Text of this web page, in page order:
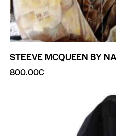
STEEVE MCQUEEN BY
800.00€